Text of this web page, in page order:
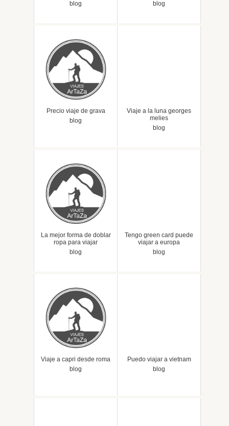
blog
blog
Precio viaje de grava
blog
Viaje a la luna georges
melies
blog
La mejor forma de doblar
ropa para viajar
blog
Tengo green card puede
viajar a europa
blog
Viaje a capri desde roma
blog
Puedo viajar a vietnam
blog